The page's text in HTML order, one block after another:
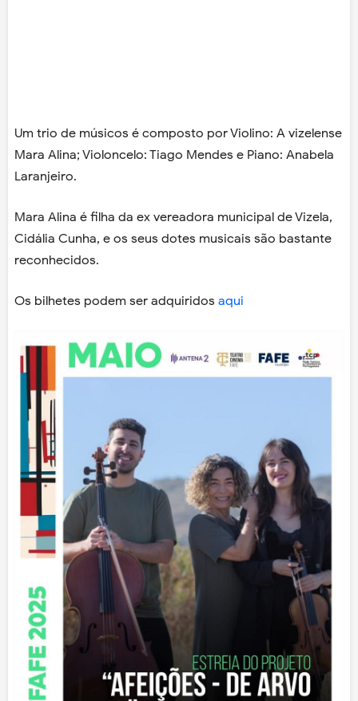
Um trio de músicos é composto por Violino: A vizelense
Mara Alina; Violoncelo: Tiago Mendes e Piano: Anabela
Laranjeiro.
Mara Alina é filha da ex vereadora municipal de Vizela,
Cidália Cunha, e os seus dotes musicais são bastante
reconhecidos.
Os bilhetes podem ser adquiridos aqui